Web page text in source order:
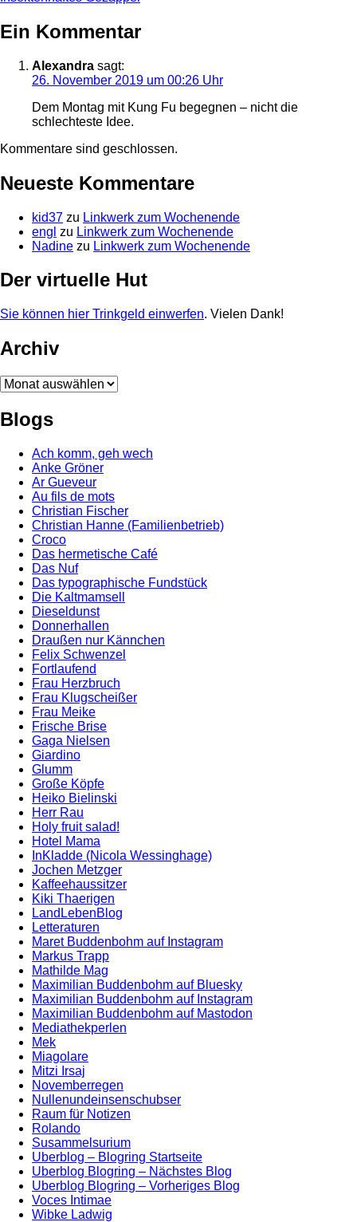
Ein Kommentar
Alexandra sagt:
26. November 2019 um 00:26 Uhr
Dem Montag mit Kung Fu begegnen – nicht die
schlechteste Idee.
Kommentare sind geschlossen.
Neueste Kommentare
kid37 zu Linkwerk zum Wochenende
engl zu Linkwerk zum Wochenende
Nadine zu Linkwerk zum Wochenende
Der virtuelle Hut
Sie können hier Trinkgeld einwerfen. Vielen Dank!
Archiv
Archiv
Blogs
Ach komm, geh wech
Anke Gröner
Ar Gueveur
Au fils de mots
Christian Fischer
Christian Hanne (Familienbetrieb)
Croco
Das hermetische Café
Das Nuf
Das typographische Fundstück
Die Kaltmamsell
Dieseldunst
Donnerhallen
Draußen nur Kännchen
Felix Schwenzel
Fortlaufend
Frau Herzbruch
Frau Klugscheißer
Frau Meike
Frische Brise
Gaga Nielsen
Giardino
Glumm
Große Köpfe
Heiko Bielinski
Herr Rau
Holy fruit salad!
Hotel Mama
InKladde (Nicola Wessinghage)
Jochen Metzger
Kaffeehaussitzer
Kiki Thaerigen
LandLebenBlog
Letteraturen
Maret Buddenbohm auf Instagram
Markus Trapp
Mathilde Mag
Maximilian Buddenbohm auf Bluesky
Maximilian Buddenbohm auf Instagram
Maximilian Buddenbohm auf Mastodon
Mediathekperlen
Mek
Miagolare
Mitzi Irsaj
Novemberregen
Nullenundeinsenschubser
Raum für Notizen
Rolando
Susammelsurium
Uberblog – Blogring Startseite
Uberblog Blogring – Nächstes Blog
Uberblog Blogring – Vorheriges Blog
Voces Intimae
Wibke Ladwig